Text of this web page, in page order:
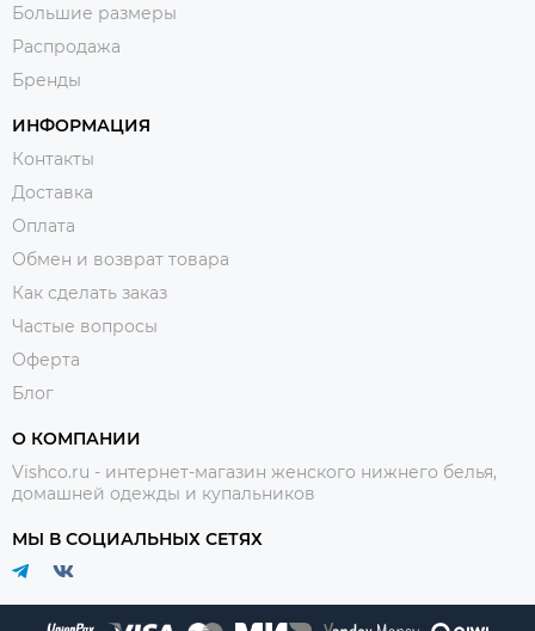
Большие размеры
Распродажа
Бренды
ИНФОРМАЦИЯ
Контакты
Доставка
Оплата
Обмен и возврат товара
Как сделать заказ
Частые вопросы
Оферта
Блог
О КОМПАНИИ
Vishco.ru - интернет-магазин женского нижнего белья,
домашней одежды и купальников
МЫ В СОЦИАЛЬНЫХ СЕТЯХ